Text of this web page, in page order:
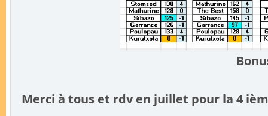
Merci à tous et rdv en juillet pour la 4